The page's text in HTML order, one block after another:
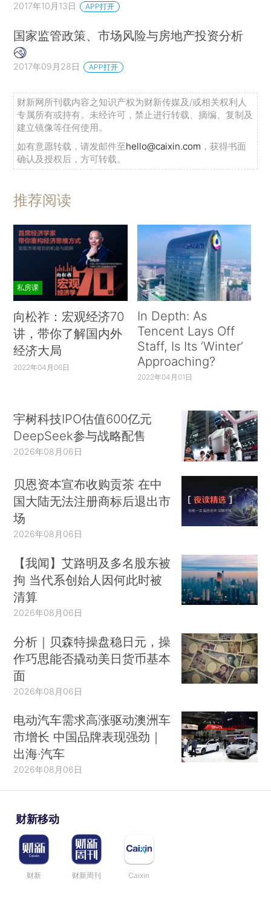
2017年10月13日 APP打开
国家监管政策、市场风险与房地产投资分析
2017年09月28日 APP打开
财新网所刊载内容之知识产权为财新传媒及/或相关权利人
专属所有或持有。未经许可，禁止进行转载、摘编、复制及
建立镜像等任何使用。
如有意愿转载，请发邮件至hello@caixin.com ，获得书面
确认及授权后，方可转载。
推荐阅读
私房课
向松祚：宏观经济70
讲，带你了解国内外
经济大局
2022年04月06日
In Depth: As
Tencent Lays Off
Staff, Is Its ‘Winter’
Approaching?
2022年04月01日
宇树科技IPO估值600亿元
DeepSeek参与战略配售
2026年08月06日
贝恩资本宣布收购贡茶 在中
国大陆无法注册商标后退出市
场
2026年08月06日
【我闻】艾路明及多名股东被
拘 当代系创始人因何此时被
清算
2026年08月06日
分析｜贝森特操盘稳日元，操
作巧思能否撬动美日货币基本
面
2026年08月06日
电动汽车需求高涨驱动澳洲车
市增长 中国品牌表现强劲｜
出海·汽车
2026年08月06日
财新移动
财新 财新周刊 Caixin